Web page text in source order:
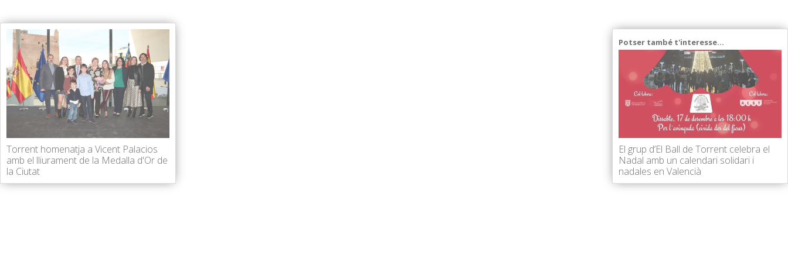
Torrent homenatja a Vicent Palacios
amb el lliurament de la Medalla d'Or de
la Ciutat
Potser també t'interesse...
El grup d’El Ball de Torrent celebra el
Nadal amb un calendari solidari i
nadales en Valencià